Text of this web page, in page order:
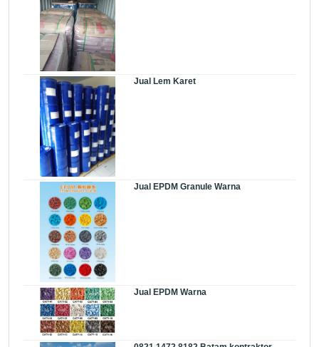
Jual Lem Karet
Jual EPDM Granule Warna
Jual EPDM Warna